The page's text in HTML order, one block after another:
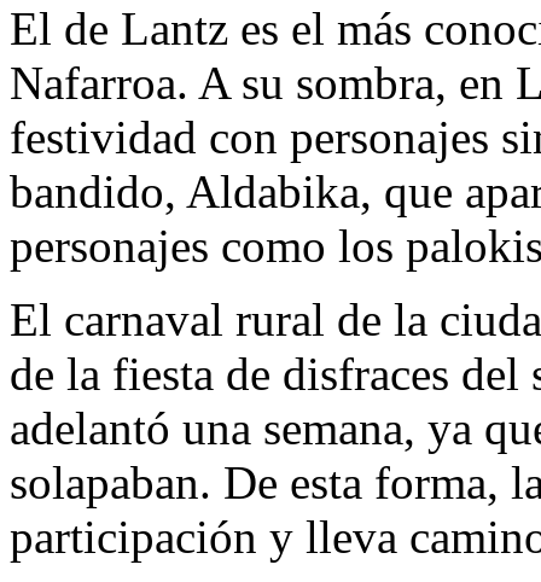
El de Lantz es el más
Nafarroa. A su sombra, en
festividad con personajes
bandido, Aldabika, que
personajes como los
El carnaval rural de la
de la fiesta de disfraces del
adelantó una semana, ya
solapaban. De esta forma,
participación y lleva